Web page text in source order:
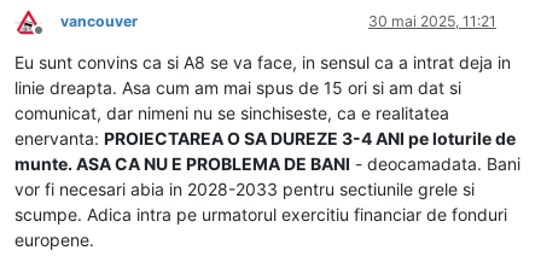
Deconectat
vancouver 30 mai 2025, 11:21
Eu sunt convins ca si A8 se va face, in sensul ca a intrat deja in
linie dreapta. Asa cum am mai spus de 15 ori si am dat si
comunicat, dar nimeni nu se sinchiseste, ca e realitatea
enervanta: PROIECTAREA O SA DUREZE 3-4 ANI pe loturile de
munte. ASA CA NU E PROBLEMA DE BANI - deocamadata. Bani
vor fi necesari abia in 2028-2033 pentru sectiunile grele si
scumpe. Adica intra pe urmatorul exercitiu financiar de fonduri
europene.